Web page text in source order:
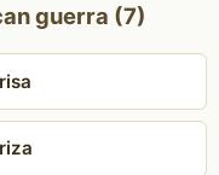
guerra (7)